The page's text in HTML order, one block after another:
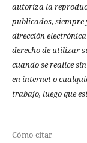
autoriza la
publicados, siempre
dirección
derecho de utilizar
cuando se realice
en internet o
trabajo, luego que
Cómo citar